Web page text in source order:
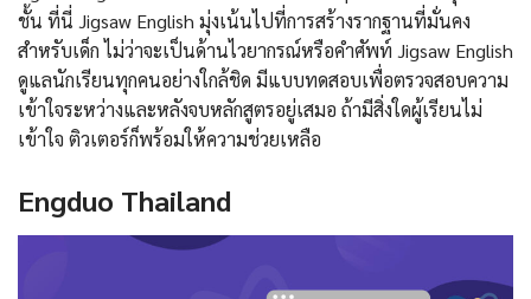
ชั้น ที่นี่ Jigsaw English มุ่งเน้นไปที่การสร้างรากฐานที่มั่นคง
สำหรับเด็ก ไม่ว่าจะเป็นด้านไวยากรณ์หรือคำศัพท์ Jigsaw English
ดูแลนักเรียนทุกคนอย่างใกล้ชิด มีแบบทดสอบเพื่อตรวจสอบความ
เข้าใจระหว่างและหลังจบหลักสูตรอยู่เสมอ ถ้ามีสิ่งใดผู้เรียนไม่
เข้าใจ ติวเตอร์ก็พร้อมให้ความช่วยเหลือ
Engduo Thailand